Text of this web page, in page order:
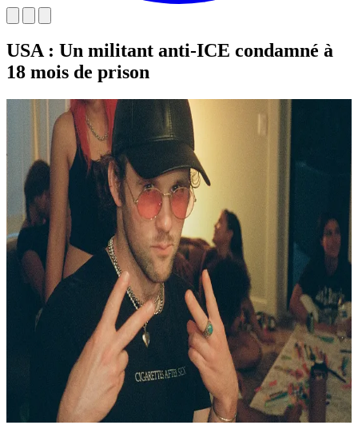
USA : Un militant anti-ICE condamné à
18 mois de prison